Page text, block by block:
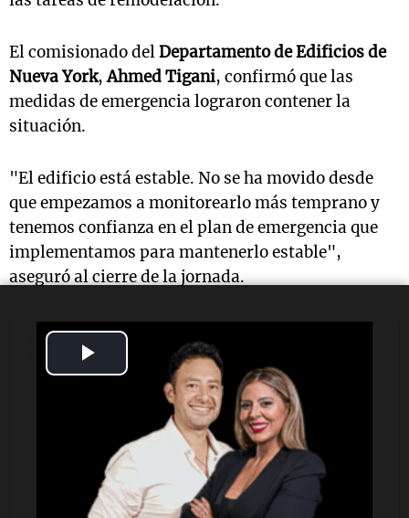
Video
El comisionado delDepartamento de Edificios de
Nueva York,Ahmed Tigani, confirmó que las
medidas de emergencia lograron contener la
situación.
"El edificio está estable. No se ha movido desde
que empezamos a monitorearlo más temprano y
tenemos confianza en el plan de emergencia que
implementamos para mantenerlo estable",
aseguró al cierre de la jornada.